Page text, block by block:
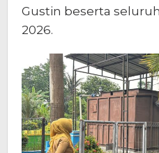
Gustin beserta
2026.